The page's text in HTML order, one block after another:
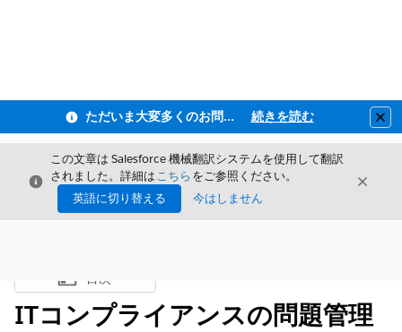
ただいま大変多くのお問い合わせをいただいており、ご連絡までにお時間を頂戴しております 続きを読む
閉じる
この文章は Salesforce 機械翻訳システムを使用して翻訳
されました。詳細はこちら をご参照ください。
英語に切り替える
今はしません
閉じる
目次を表示
目次
ITコンプライアンスの問題管理